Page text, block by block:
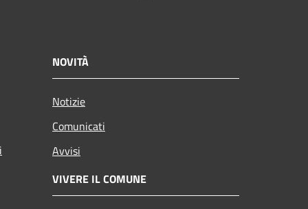
NOVITÀ
Notizie
Comunicati
Avvisi
VIVERE IL COMUNE